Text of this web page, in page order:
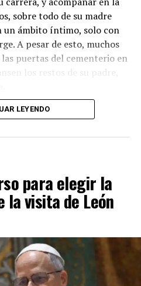
sobre todo de su madre
un ámbito íntimo, solo con
A pesar de esto, muchos
puertas del cementerio en
los restos de su padre,
emprenderá su regreso a
titular ante Rayados de
de la Leagues Cup,
la mañana, el capitán de la
innumerables muestras
mensajes de
de Rosario Central y
hombre clave en su
de perfil bajísimo, atravesó
LEYENDO
para elegir la
la visita de León